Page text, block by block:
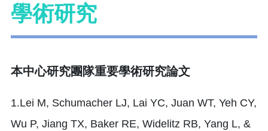
學術研究
本中心研究團隊重要學術研究論文
1.Lei M, Schumacher LJ, Lai YC, Juan WT, Yeh CY,
Wu P, Jiang TX, Baker RE, Widelitz RB, Yang L, &